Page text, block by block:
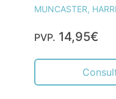
MUNCASTER,
PVP. 14,95€